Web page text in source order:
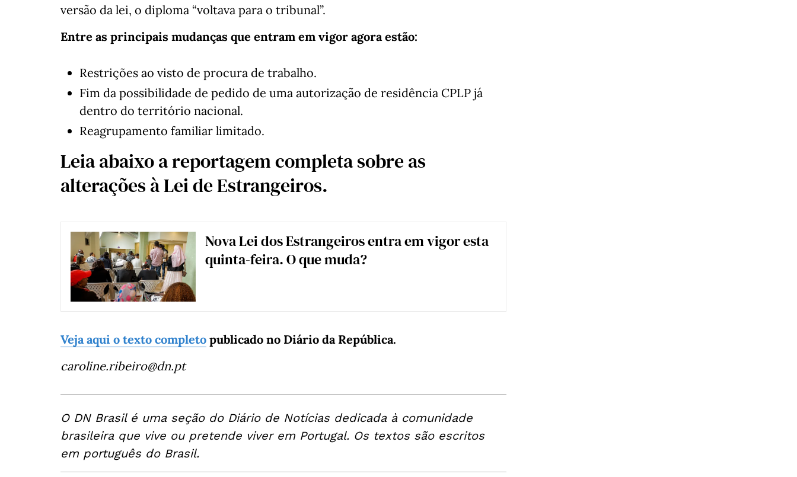
versão da lei, o diploma “voltava para o tribunal”.
Entre as principais mudanças que entram em vigor agora estão:
Restrições ao visto de procura de trabalho.
Fim da possibilidade de pedido de uma autorização de residência CPLP já
dentro do território nacional.
Reagrupamento familiar limitado.
Leia abaixo a reportagem completa sobre as
alterações à Lei de Estrangeiros.
Nova Lei dos Estrangeiros entra em vigor esta
quinta-feira. O que muda?
Veja aqui o texto completo publicado no Diário da República.
caroline.ribeiro@dn.pt
O DN Brasil é uma seção do Diário de Notícias dedicada à comunidade
brasileira que vive ou pretende viver em Portugal. Os textos são escritos
em português do Brasil.